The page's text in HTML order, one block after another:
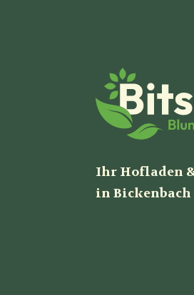
Ihr Hofladen
in Bickenbach